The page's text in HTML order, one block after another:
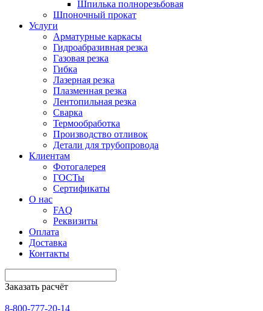
Шпилька полнорезьбовая
Шпоночный прокат
Услуги
Арматурные каркасы
Гидроабразивная резка
Газовая резка
Гибка
Лазерная резка
Плазменная резка
Лентопильная резка
Сварка
Термообработка
Производство отливок
Детали для трубопровода
Клиентам
Фотогалерея
ГОСТы
Сертификаты
О нас
FAQ
Реквизиты
Оплата
Доставка
Контакты
Заказать расчёт
8-800-777-20-14